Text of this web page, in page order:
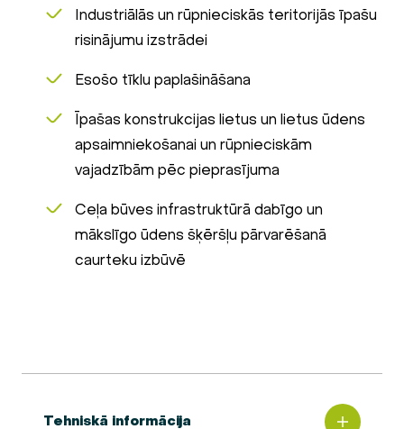
Industriālās un rūpnieciskās teritorijās īpašu
risinājumu izstrādei
Esošo tīklu paplašināšana
Īpašas konstrukcijas lietus un lietus ūdens
apsaimniekošanai un rūpnieciskām
vajadzībām pēc pieprasījuma
Ceļa būves infrastruktūrā dabīgo un
mākslīgo ūdens šķēršļu pārvarēšanā
caurteku izbūvē
Tehniskā informācija